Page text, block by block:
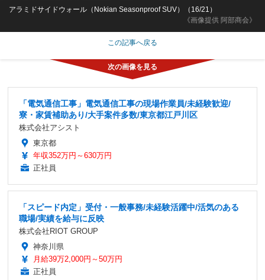
《画像提供 阿部商会》
アラミドサイドウォール（Nokian Seasonproof SUV）（16/21）
この記事へ戻る
「電気通信工事」電気通信工事の現場作業員/未経験歓迎/
寮・家賃補助あり/大手案件多数/東京都江戸川区
株式会社アシスト
東京都
年収352万円～630万円
正社員
「スピード内定」受付・一般事務/未経験活躍中/活気のある
職場/実績を給与に反映
株式会社RIOT GROUP
神奈川県
月給39万2,000円～50万円
正社員